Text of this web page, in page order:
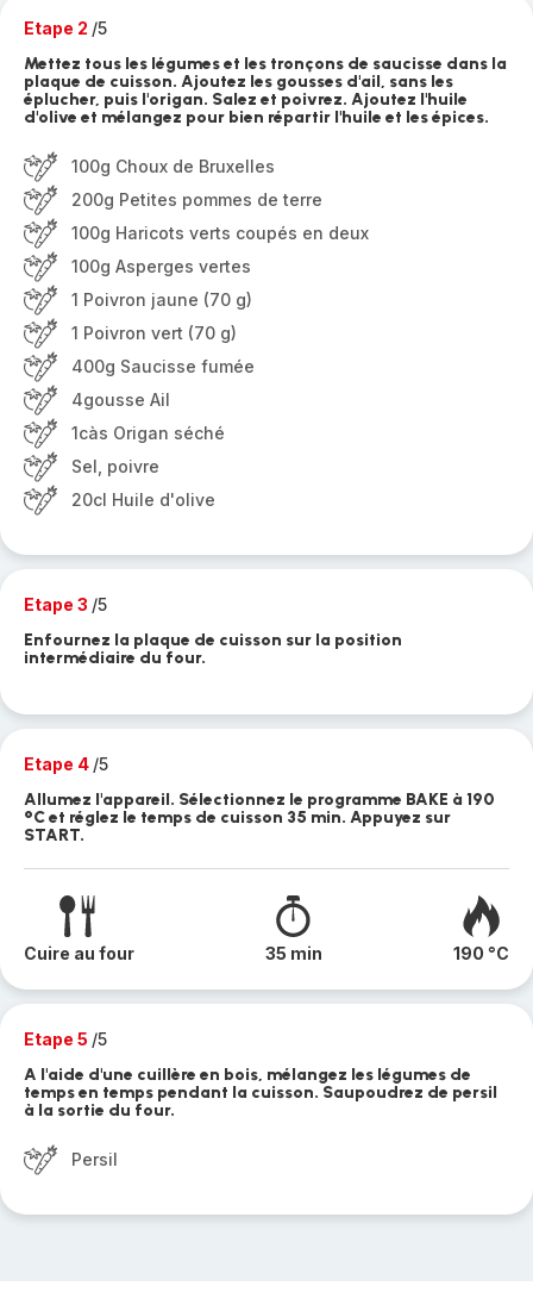
Etape 2 /5
Mettez tous les légumes et les tronçons de saucisse dans la
plaque de cuisson. Ajoutez les gousses d'ail, sans les
éplucher, puis l'origan. Salez et poivrez. Ajoutez l'huile
d'olive et mélangez pour bien répartir l'huile et les épices.
100g Choux de Bruxelles
200g Petites pommes de terre
100g Haricots verts coupés en deux
100g Asperges vertes
1 Poivron jaune (70 g)
1 Poivron vert (70 g)
400g Saucisse fumée
4gousse Ail
1càs Origan séché
Sel, poivre
20cl Huile d'olive
Etape 3 /5
Enfournez la plaque de cuisson sur la position
intermédiaire du four.
Etape 4 /5
Allumez l'appareil. Sélectionnez le programme BAKE à 190
°C et réglez le temps de cuisson 35 min. Appuyez sur
START.
Cuire au four 35 min 190 °C
Etape 5 /5
A l'aide d'une cuillère en bois, mélangez les légumes de
temps en temps pendant la cuisson. Saupoudrez de persil
à la sortie du four.
Persil